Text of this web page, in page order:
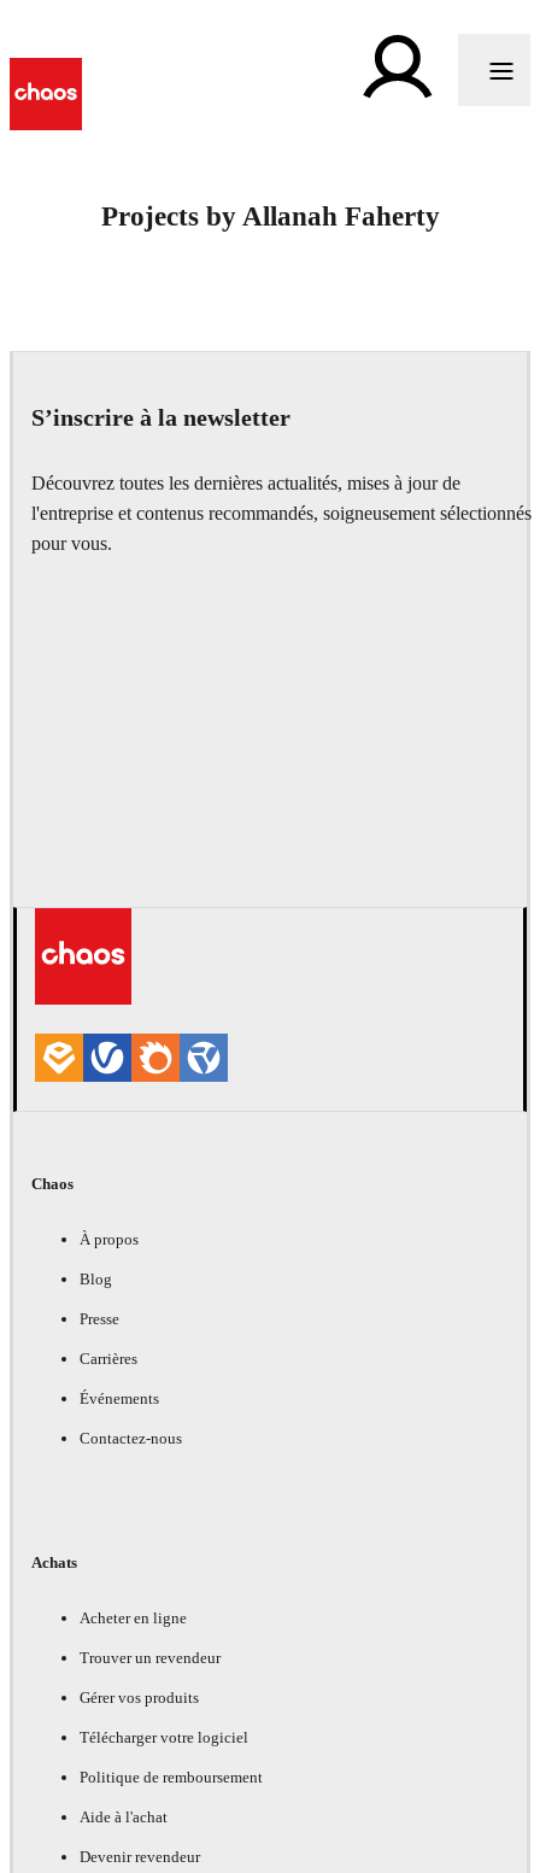
Projects by Allanah Faherty
S’inscrire à la newsletter
Découvrez toutes les dernières actualités, mises à jour de
l'entreprise et contenus recommandés, soigneusement sélectionnés
pour vous.
Chaos
À propos
Blog
Presse
Carrières
Événements
Contactez-nous
Achats
Acheter en ligne
Trouver un revendeur
Gérer vos produits
Télécharger votre logiciel
Politique de remboursement
Aide à l'achat
Devenir revendeur